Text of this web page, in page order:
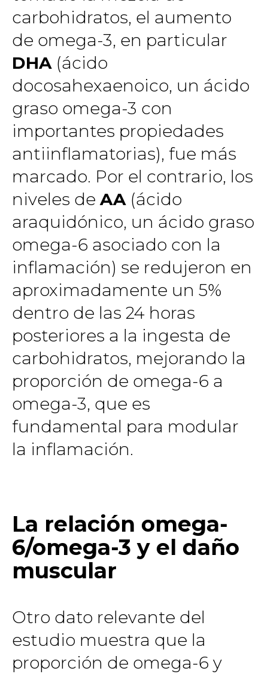
carbohidratos, el aumento
de omega-3, en particular
DHA (ácido
docosahexaenoico, un ácido
graso omega-3 con
importantes propiedades
antiinflamatorias), fue más
marcado. Por el contrario, los
niveles de AA (ácido
araquidónico, un ácido graso
omega-6 asociado con la
inflamación) se redujeron en
aproximadamente un 5%
dentro de las 24 horas
posteriores a la ingesta de
carbohidratos, mejorando la
proporción de omega-6 a
omega-3, que es
fundamental para modular
la inflamación.
La relación omega-
6/omega-3 y el daño
muscular
Otro dato relevante del
estudio muestra que la
proporción de omega-6 y